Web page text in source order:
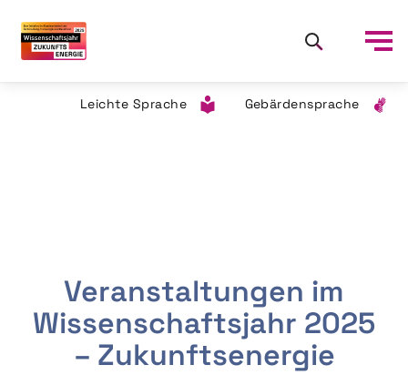
Leichte Sprache Gebärdensprache
Veranstaltungen im
Wissenschaftsjahr 2025
– Zukunftsenergie